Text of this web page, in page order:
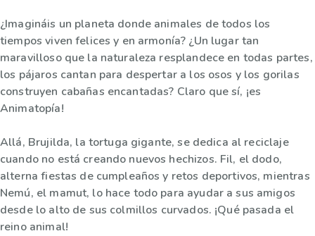
¿Imagináis un planeta donde animales de todos los
tiempos viven felices y en armonía? ¿Un lugar tan
maravilloso que la naturaleza resplandece en todas partes,
los pájaros cantan para despertar a los osos y los gorilas
construyen cabañas encantadas? Claro que sí, ¡es
Animatopía!
Allá, Brujilda, la tortuga gigante, se dedica al reciclaje
cuando no está creando nuevos hechizos. Fil, el dodo,
alterna fiestas de cumpleaños y retos deportivos, mientras
Nemú, el mamut, lo hace todo para ayudar a sus amigos
desde lo alto de sus colmillos curvados. ¡Qué pasada el
reino animal!